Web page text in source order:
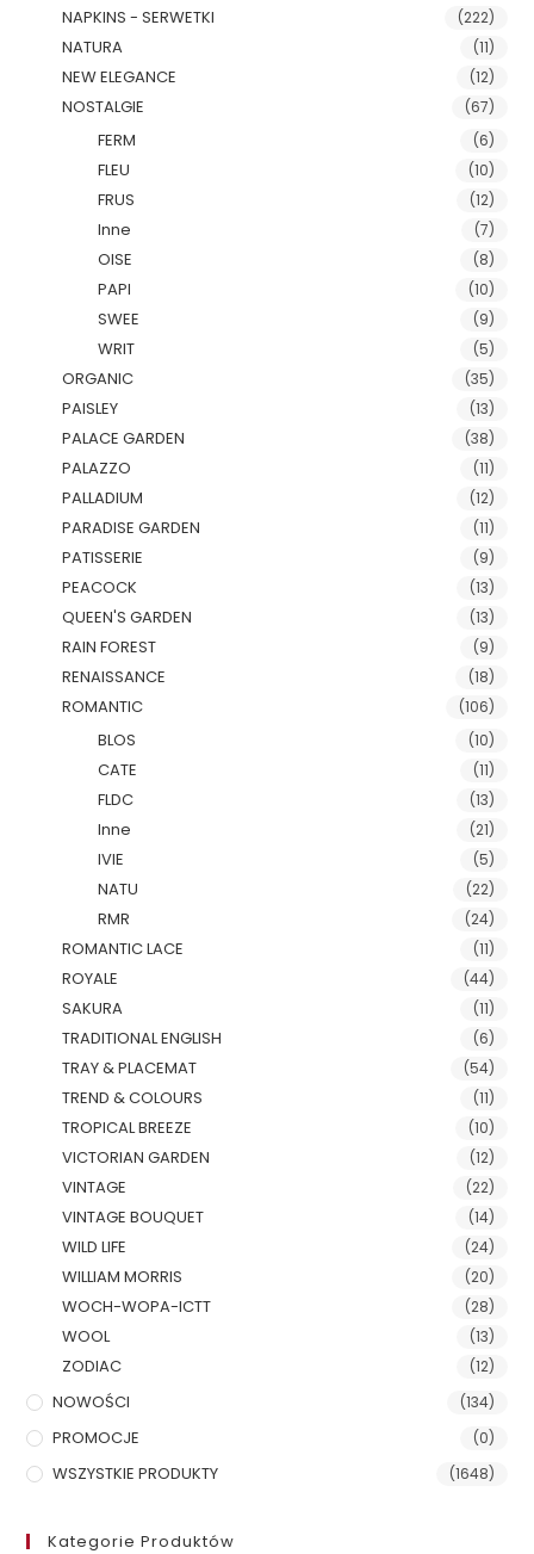
NAPKINS - SERWETKI (222)
NATURA (11)
NEW ELEGANCE (12)
NOSTALGIE (67)
FERM (6)
FLEU (10)
FRUS (12)
Inne (7)
OISE (8)
PAPI (10)
SWEE (9)
WRIT (5)
ORGANIC (35)
PAISLEY (13)
PALACE GARDEN (38)
PALAZZO (11)
PALLADIUM (12)
PARADISE GARDEN (11)
PATISSERIE (9)
PEACOCK (13)
QUEEN'S GARDEN (13)
RAIN FOREST (9)
RENAISSANCE (18)
ROMANTIC (106)
BLOS (10)
CATE (11)
FLDC (13)
Inne (21)
IVIE (5)
NATU (22)
RMR (24)
ROMANTIC LACE (11)
ROYALE (44)
SAKURA (11)
TRADITIONAL ENGLISH (6)
TRAY & PLACEMAT (54)
TREND & COLOURS (11)
TROPICAL BREEZE (10)
VICTORIAN GARDEN (12)
VINTAGE (22)
VINTAGE BOUQUET (14)
WILD LIFE (24)
WILLIAM MORRIS (20)
WOCH-WOPA-ICTT (28)
WOOL (13)
ZODIAC (12)
NOWOŚCI (134)
PROMOCJE (0)
WSZYSTKIE PRODUKTY (1648)
Kategorie Produktów